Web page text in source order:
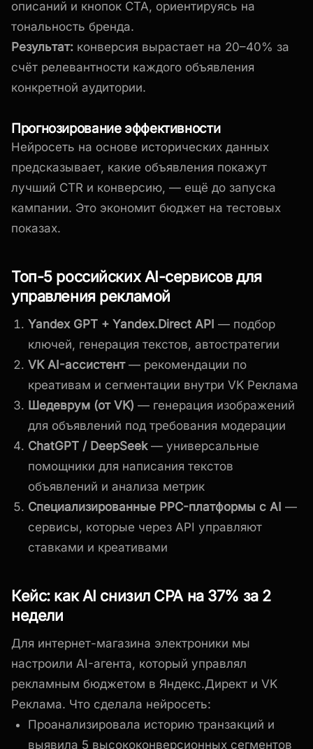
описаний и кнопок CTA, ориентируясь на
тональность бренда.
Результат: конверсия вырастает на 20–40% за
счёт релевантности каждого объявления
конкретной аудитории.
Прогнозирование эффективности
Нейросеть на основе исторических данных
предсказывает, какие объявления покажут
лучший CTR и конверсию, — ещё до запуска
кампании. Это экономит бюджет на тестовых
показах.
Топ-5 российских AI-сервисов для
управления рекламой
Yandex GPT + Yandex.Direct API — подбор
ключей, генерация текстов, автостратегии
VK AI-ассистент— рекомендации по
креативам и сегментации внутри VK Реклама
Шедеврум (от VK) — генерация изображений
для объявлений под требования модерации
ChatGPT / DeepSeek— универсальные
помощники для написания текстов
объявлений и анализа метрик
Специализированные PPC-платформы с AI —
сервисы, которые через API управляют
ставками и креативами
Кейс: как AI снизил CPA на 37% за 2
недели
Для интернет-магазина электроники мы
настроили AI-агента, который управлял
рекламным бюджетом в Яндекс.Директ и VK
Реклама. Что сделала нейросеть:
Проанализировала историю транзакций и
выявила 5 высококонверсионных сегментов